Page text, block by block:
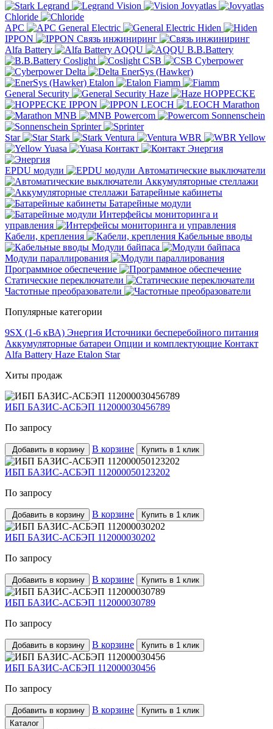
Legrand
Vision
Jovyatlas
Chloride
APC
General Electric
Hiden
IPPON
Связь инжиниринг
Alfa Battery
AQQU
B.B.Battery
Coslight
CSB
Cyberpower
Delta
EnerSys (Hawker)
Etalon
Fiamm
General Security
Haze
HOPPECKE
IPPON
LEOCH
Marathon
MNB
Powercom
Sonnenschein
Sprinter
Star
Stark Ventura WBR
Yellow
Yuasa
Контакт Энергия
EPDU модули
Автоматические выключатели
Аккумуляторные стеллажи
Батарейные кабинеты
Батарейные модули
Интерфейсы мониторинга и
управления
Кабели, крепления
Кабельные вводы
Модули байпаса
Модули параллирования
Программное обеспечение
Статические переключатели
Частотные преобразователи
Популярные категории
9SX (1-6 кВА) Энергия Источники бесперебойного питания
Аккумуляторные батареи Опции и комплектующие Контакт
Alfa Battery Haze Etalon Star
Хиты продаж
ИБП БАЗИС-АСБЭП 112000030456789
По запросу
Добавить в корзину В корзине Купить в 1 клик
ИБП БАЗИС-АСБЭП 112000050123202
По запросу
Добавить в корзину В корзине Купить в 1 клик
ИБП БАЗИС-АСБЭП 112000030202
По запросу
Добавить в корзину В корзине Купить в 1 клик
ИБП БАЗИС-АСБЭП 112000030789
По запросу
Добавить в корзину В корзине Купить в 1 клик
ИБП БАЗИС-АСБЭП 112000030456
По запросу
Добавить в корзину В корзине
Купить в 1 клик
Каталог